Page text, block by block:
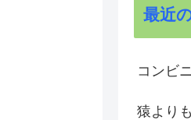
最近
コンビ
猿より